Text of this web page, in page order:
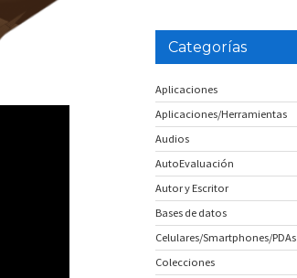
Categorías
Aplicaciones
Aplicaciones/Herramientas
Audios
AutoEvaluación
Autor y Escritor
Bases de datos
Celulares/Smartphones/PDAs
Colecciones